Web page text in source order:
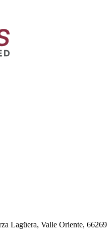
Lagüera, Valle Oriente, 66269